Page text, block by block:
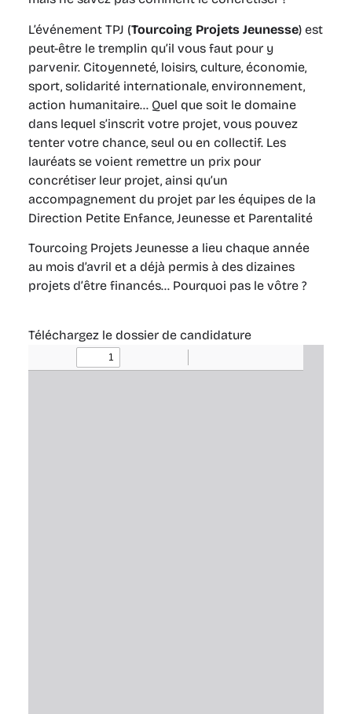
L’événement TPJ (Tourcoing Projets Jeunesse) est
peut-être le tremplin qu’il vous faut pour y
parvenir. Citoyenneté, loisirs, culture, économie,
sport, solidarité internationale, environnement,
action humanitaire… Quel que soit le domaine
dans lequel s’inscrit votre projet, vous pouvez
tenter votre chance, seul ou en collectif. Les
lauréats se voient remettre un prix pour
concrétiser leur projet, ainsi qu’un
accompagnement du projet par les équipes de la
Direction Petite Enfance, Jeunesse et Parentalité
Tourcoing Projets Jeunesse a lieu chaque année
au mois d’avril et a déjà permis à des dizaines
projets d’être financés… Pourquoi pas le vôtre ?
Téléchargez le dossier de candidature